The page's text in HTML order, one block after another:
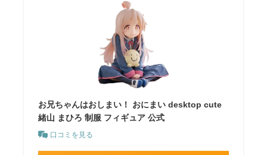
お兄ちゃんはおしまい！ おにまい desktop cute
緒山 まひろ 制服 フィギュア 公式
口コミを見る